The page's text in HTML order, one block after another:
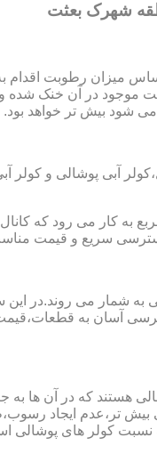
شهرک بعثت
میزان رطوبت
موجود در آن خنک شده
شود بیش تر خواهد بود.
آبی پوشالی و
نوع کولر ها معمولا برای فضا
سریع و قیمت
به شمار می
آسان به
هستند که در آن
تر،عدم ایجاد
نسبت کولر های پوشالی